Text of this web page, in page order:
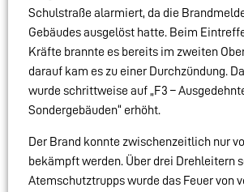
Schulstraße alarmiert, da die
Gebäudes ausgelöst hatte. Beim
Kräfte brannte es bereits im zweiten
darauf kam es zu einer Durchzündung.
wurde schrittweise auf „F3 –
Sondergebäuden“ erhöht.
Der Brand konnte zwischenzeitlich nur
bekämpft werden. Über drei Drehleitern
Atemschutztrupps wurde das Feuer von